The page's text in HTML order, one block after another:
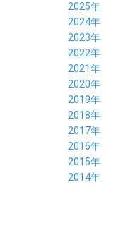
2025年
12月 (5)
11月 (3)
10月 (6)
09月 (5)
08月 (6)
07月 (4)
06月 (7)
05月 (6)
04月 (8)
03月 (6)
02月 (5)
01月 (7)
2024年
12月 (4)
11月 (8)
10月 (6)
09月 (7)
08月 (8)
07月 (5)
06月 (6)
05月 (4)
04月 (7)
03月 (6)
02月 (5)
2023年
12月 (3)
11月 (6)
10月 (6)
09月 (6)
08月 (8)
07月 (8)
06月 (8)
05月 (9)
04月 (8)
03月 (8)
2022年
12月 (12)
11月 (6)
10月 (5)
09月 (7)
08月 (5)
07月 (3)
06月 (5)
05月 (7)
04月 (6)
2021年
12月 (5)
11月 (5)
10月 (6)
09月 (5)
08月 (11)
07月 (5)
06月 (6)
05月 (6)
2020年
12月 (3)
11月 (6)
10月 (5)
09月 (8)
08月 (6)
07月 (7)
06月 (6)
2019年
12月 (7)
11月 (4)
10月 (8)
09月 (4)
08月 (7)
07月 (3)
2018年
12月 (8)
11月 (7)
10月 (8)
09月 (5)
08月 (7)
2017年
12月 (6)
11月 (6)
10月 (5)
2016年
12月 (8)
11月 (4)
2015年
12月 (8)
2014年